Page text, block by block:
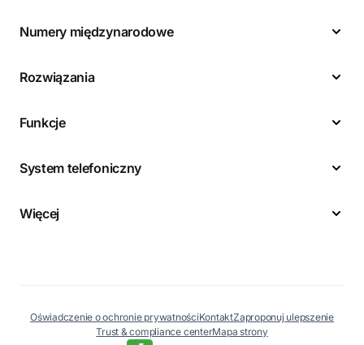
Numery międzynarodowe
Rozwiązania
Funkcje
System telefoniczny
Więcej
Oświadczenie o ochronie prywatnościKontaktZaproponuj ulepszenie
Trust & compliance centerMapa strony